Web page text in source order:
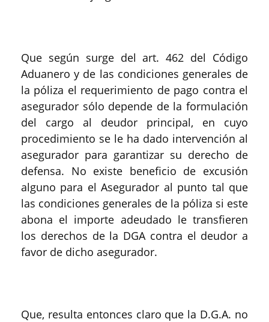
Que según surge del art. 462 del Código
Aduanero y de las condiciones generales de
la póliza el requerimiento de pago contra el
asegurador sólo depende de la formulación
del cargo al deudor principal, en cuyo
procedimiento se le ha dado intervención al
asegurador para garantizar su derecho de
defensa. No existe beneficio de excusión
alguno para el Asegurador al punto tal que
las condiciones generales de la póliza si este
abona el importe adeudado le transfieren
los derechos de la DGA contra el deudor a
favor de dicho asegurador.
Que, resulta entonces claro que la D.G.A. no